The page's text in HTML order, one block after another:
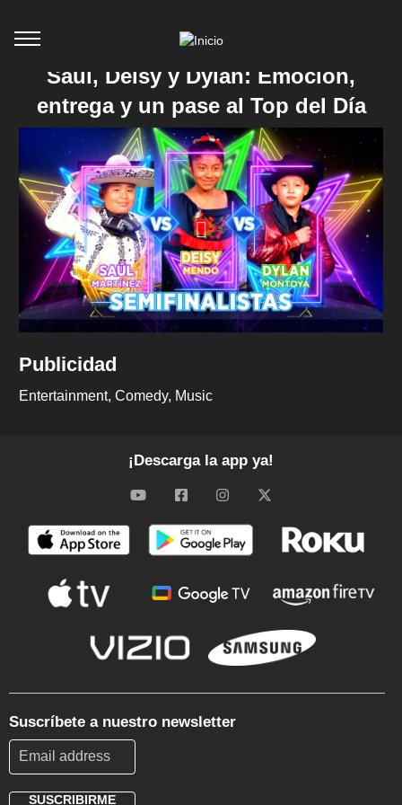
Saúl, Deisy y Dylan: Emoción,
entrega y un pase al Top del Día
Publicidad
Entertainment Comedy Music
¡Descarga la app ya!
Suscríbete a nuestro newsletter
SUSCRIBIRME